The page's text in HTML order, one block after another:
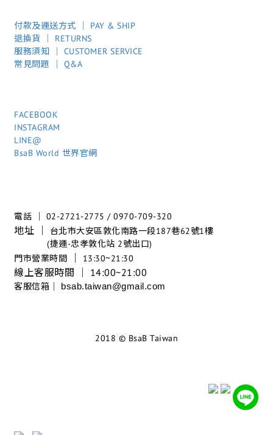
付款及運送方式 │ PAY & SHIP
退換貨 │ RETURNS
服務須知 │ CUSTOMER SERVICE
常見問題 │ Q&A
FACEBOOK
INSTAGRAM
LINE@
BsaB World 世界官網
電話 │ 02-2721-2775 / 0970-709-320
地址 │
台北市大安區敦化南路一段187巷62號1樓
(捷運-忠孝敦化站 2號出口)
門市營業時間
13:30~21:30
線上客服時間 │ 14:00~21:00
客服信箱│ bsab.taiwan@gmail.com
2018 © BsaB Taiwan